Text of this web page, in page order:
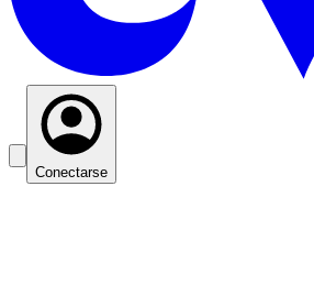
Conectarse